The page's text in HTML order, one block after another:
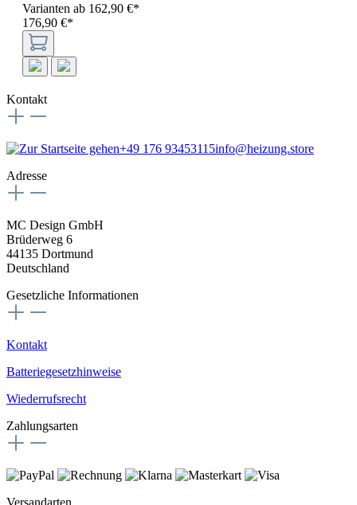
Varianten ab 162,90 €*
176,90 €*
Kontakt
+49 176 93453115info@heizung.store
Adresse
MC Design GmbH
Brüderweg 6
44135 Dortmund
Deutschland
Gesetzliche Informationen
Kontakt
Batteriegesetzhinweise
Wiederrufsrecht
Zahlungsarten
Versandarten